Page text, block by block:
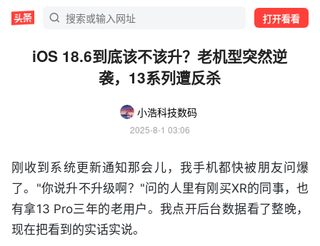
打开看看
iOS 18.6到底该不该升？老机型突然逆
袭，13系列遭反杀
小浩科技数码
2025-8-1 03:06
刚收到系统更新通知那会儿，我手机都快被朋友问爆
了。"你说升不升级啊？"问的人里有刚买XR的同事，也
有拿13 Pro三年的老用户。我点开后台数据看了整晚，
现在把看到的实话实说。